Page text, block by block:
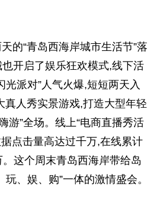
的“青岛西海岸城市生活节”落
开启了娱乐狂欢模式,线下活
光派对”人气火爆,短短两天入
真人秀实景游戏,打造大型年轻
游”全场。线上“电商直播秀活
点击量高达过千万,在线累计
这个周末青岛西海岸带给岛
、娱、购”一体的激情盛会。